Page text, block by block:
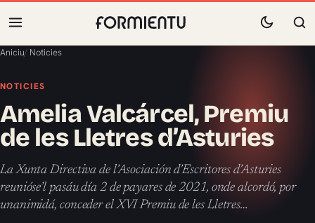
Aniciu/ Noticies
NOTICIES
Amelia Valcárcel, Premiu
de les Lletres d’Asturies
La Xunta Directiva de l’Asociación d’Escritores d’Asturies
reunióse’l pasáu día 2 de payares de 2021, onde alcordó, por
unanimidá, conceder el XVI Premiu de les Lletres…